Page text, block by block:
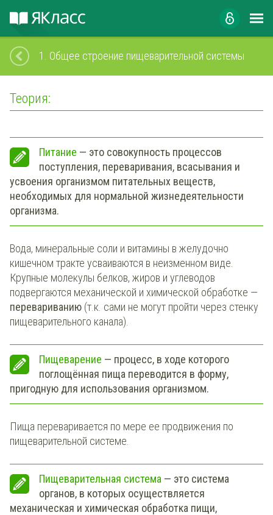
1. Общее строение пищеварительной системы
Теория:
Питание — это совокупность процессов
поступления, переваривания, всасывания и
усвоения организмом питательных веществ,
необходимых для нормальной жизнедеятельности
организма.
Вода, минеральные соли и витамины в желудочно
кишечном тракте усваиваются в неизменном виде.
Крупные молекулы белков, жиров и углеводов
подвергаются механической и химической обработке —
перевариванию (т.к. сами не могут пройти через стенку
пищеварительного канала).
Пищеварение — процесс, в ходе которого
поглощённая пища переводится в форму,
пригодную для использования организмом.
Пища переваривается по мере ее продвижения по
пищеварительной системе.
Пищеварительная система — это система
органов, в которых осуществляется
механическая и химическая обработка пищи,